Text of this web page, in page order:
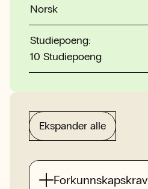
Norsk
Studiepoeng:
10 Studiepoeng
Ekspander alle
Forkunnskapskrav